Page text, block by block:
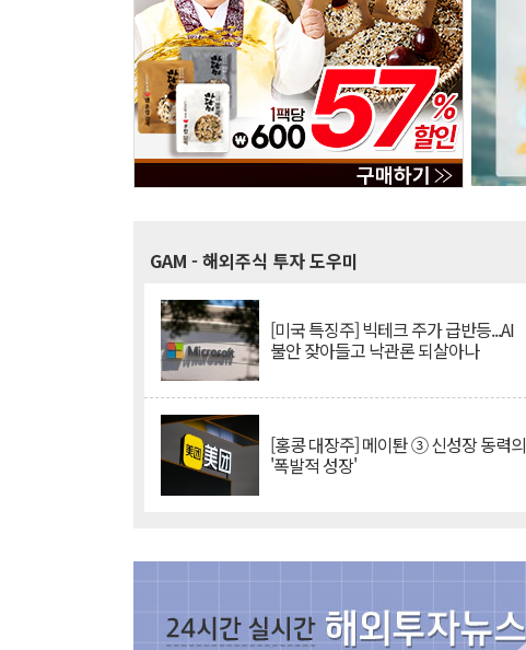
GAM - 해외주식 투자 도우미
[미국 특징주] 빅테크 주가 급반등...AI
불안 잦아들고 낙관론 되살아나
[홍콩 대장주] 메이퇀 ③ 신성장 동력의
'폭발적 성장'